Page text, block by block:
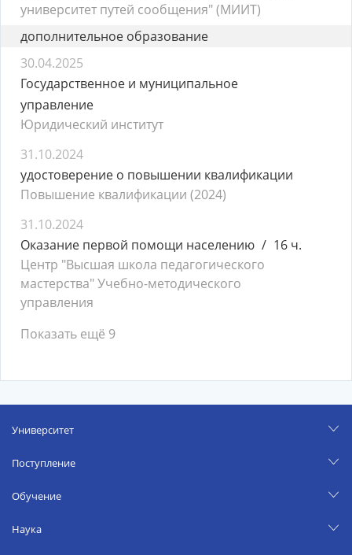
университет путей сообщения" (МИИТ)
дополнительное образование
30.04.2025
Государственное и муниципальное
управление
Юридический институт
31.10.2024
удостоверение о повышении квалификации
Повышение квалификации (2024)
31.10.2024
Оказание первой помощи населению
16 ч.
Центр "Высшая школа педагогического
мастерства" Учебно-методического
управления
Показать ещё 9
Университет
Поступление
Обучение
Наука